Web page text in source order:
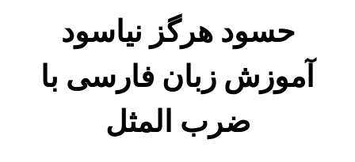
حسود هرگز نیاسود
آموزش زبان فارسی با
ضرب المثل